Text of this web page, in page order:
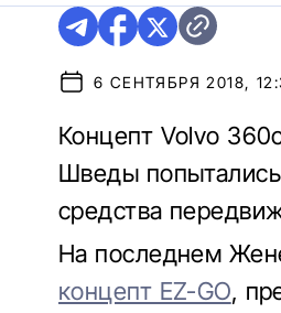
6 СЕНТЯБРЯ 2018,
Концепт Volvo
Шведы
средства
На последнем
концепт EZ-GO,